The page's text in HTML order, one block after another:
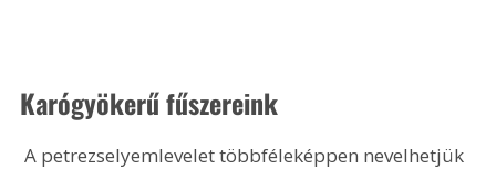
Karógyökerű fűszereink
A petrezselyemlevelet többféleképpen nevelhetjük